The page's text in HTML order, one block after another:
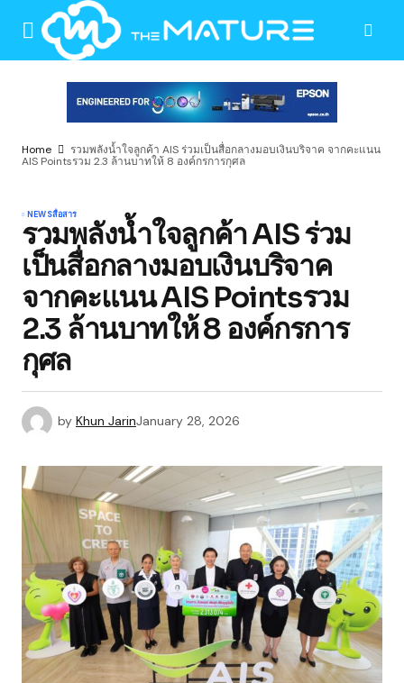
Home
รวมพลังน้ำใจลูกค้า AIS ร่วมเป็นสื่อกลางมอบเงินบริจาค จากคะแนน
AIS Pointsรวม 2.3 ล้านบาทให้ 8 องค์กรการกุศล
NEWSสื่อสาร
รวมพลังน้ำใจลูกค้า AIS ร่วม
เป็นสื่อกลางมอบเงินบริจาค
จากคะแนน AIS Pointsรวม
2.3 ล้านบาทให้ 8 องค์กรการ
กุศล
by Khun JarinJanuary 28, 2026